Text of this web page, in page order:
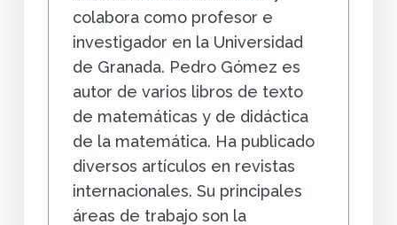
colabora como profesor e
investigador en la Universidad
de Granada. Pedro Gómez es
autor de varios libros de texto
de matemáticas y de didáctica
de la matemática. Ha publicado
diversos artículos en revistas
internacionales. Su principales
áreas de trabajo son la